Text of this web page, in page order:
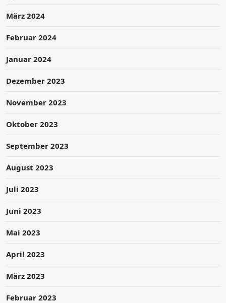
März 2024
Februar 2024
Januar 2024
Dezember 2023
November 2023
Oktober 2023
September 2023
August 2023
Juli 2023
Juni 2023
Mai 2023
April 2023
März 2023
Februar 2023